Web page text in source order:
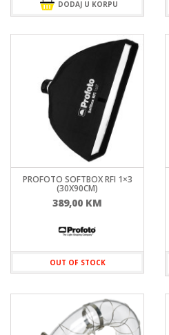
DODAJ U KORPU
PROFOTO SOFTBOX RFI 1×3
(30X90CM)
389,00 KM
OUT OF STOCK